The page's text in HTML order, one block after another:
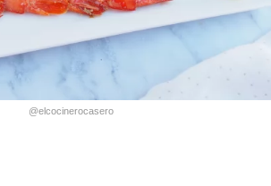
@elcocinerocasero